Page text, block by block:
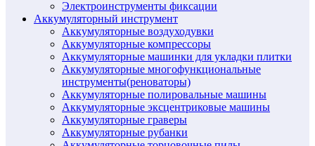
Электроинструменты фиксации
Аккумуляторный инструмент
Аккумуляторные воздуходувки
Аккумуляторные компрессоры
Аккумуляторные машинки для укладки плитки
Аккумуляторные многофункциональные
инструменты(реноваторы)
Аккумуляторные полировальные машины
Аккумуляторные эксцентриковые машины
Аккумуляторные граверы
Аккумуляторные рубанки